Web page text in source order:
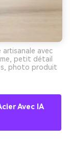
avec
petit détail
photo produit
Avec IA